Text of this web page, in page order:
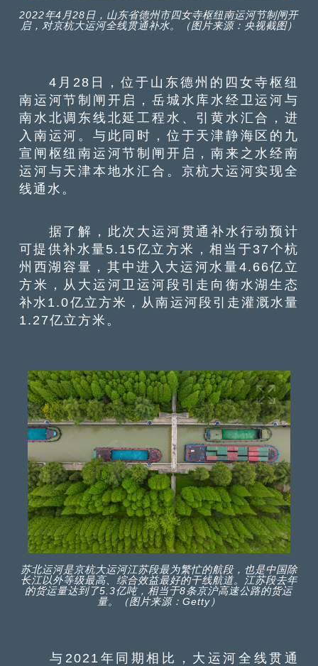
2022年4月28日，山东省德州市四女寺枢纽南运河节制闸开
启，对京杭大运河全线贯通补水。（图片来源：央视截图）
4月28日，位于山东德州的四女寺枢纽
南运河节制闸开启，岳城水库水经卫运河与
南水北调东线北延工程水、引黄水汇合，进
入南运河。与此同时，位于天津静海区的九
宣闸枢纽南运河节制闸开启，南来之水经南
运河与天津本地水汇合。京杭大运河实现全
线通水。
据了解，此次大运河贯通补水行动预计
可提供补水量5.15亿立方米，相当于37个杭
州西湖容量，其中进入大运河水量4.66亿立
方米，从大运河卫运河段引走向衡水湖生态
补水1.0亿立方米，从南运河段引走灌溉水量
1.27亿立方米。
苏北运河是京杭大运河江苏段最为繁忙的航段，也是中国除
长江以外等级最高、综合效益最好的干线航道。江苏段去年
的货运量达到了5.3亿吨，相当于8条京沪高速公路的货运
量。（图片来源：Getty）
与2021年同期相比，大运河全线贯通